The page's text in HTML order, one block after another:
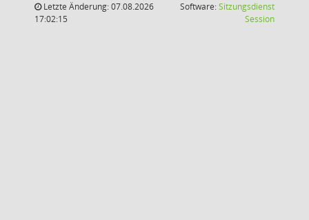
Letzte Änderung: 07.08.2026
17:02:15
Software:Sitzungsdienst
Session(Wird in